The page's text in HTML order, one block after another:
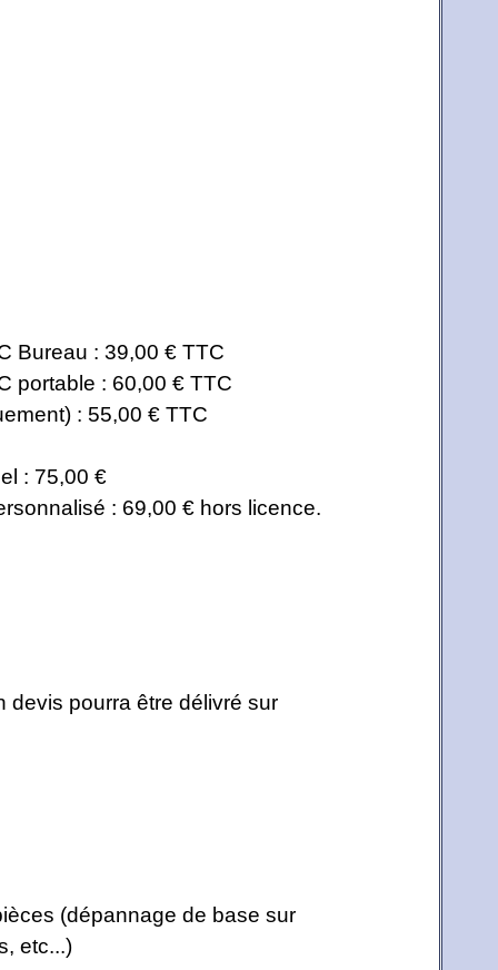
Bureau : 39,00 € TTC
portable : 60,00 € TTC
: 55,00 € TTC
: 75,00 €
: 69,00 € hors licence.
devis pourra être délivré sur
(dépannage de base sur
etc...)